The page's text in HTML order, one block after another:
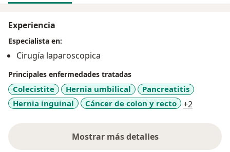
Experiencia
Especialista en:
Cirugía laparoscopica
Principales enfermedades tratadas
Colecistite Hernia umbilical
Pancreatitis
Hernia inguinal
Cáncer de colon y recto +2
Mostrar más detalles
sobre la experiencia